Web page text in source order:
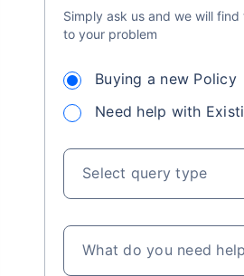
Simply ask us and we will
to your problem
Buying a new Policy
Need help with
Select query type
What do you need